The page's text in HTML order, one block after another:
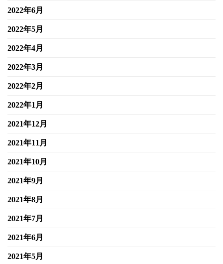
2022年6月
2022年5月
2022年4月
2022年3月
2022年2月
2022年1月
2021年12月
2021年11月
2021年10月
2021年9月
2021年8月
2021年7月
2021年6月
2021年5月